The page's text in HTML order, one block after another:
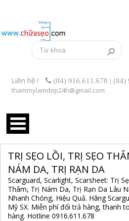
Liên hệ ! (84) 916.611.678 | (84)
thammylamdep24h@gmail.com
TRỊ SẸO LỒI, TRỊ SẸO
NÁM DA, TRỊ RẠN DA
Scarguard, Scarlight, Scarsheet: Trị
Thâm, Trị Nám Da, Trị Rạn Da Lâu
Nhanh Chóng, Hiệu Quả. Hãng
Mỹ SX. Miễn phí đổi trả hàng, thanh
hàng. Hotline 0916.611.678